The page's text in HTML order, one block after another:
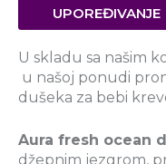
UPOREĐIVANJE
U skladu sa našim
u našoj ponudi
dušeka za bebi
Aura fresh ocean
džepnim jezgrom,